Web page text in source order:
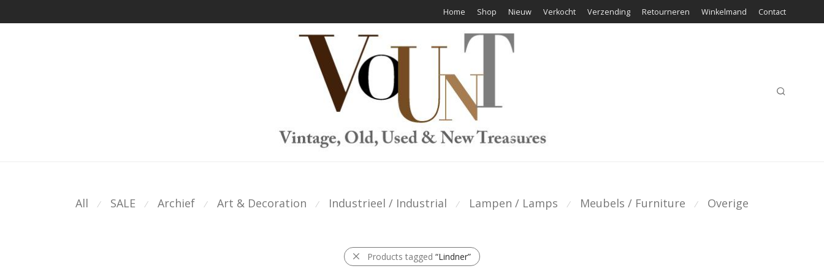
Home Shop Nieuw Verkocht Verzending Retourneren Winkelmand Contact
All ⁄ SALE ⁄ Archief ⁄ Art & Decoration ⁄ Industrieel / Industrial ⁄ Lampen / Lamps ⁄ Meubels / Furniture ⁄ Overige
Products tagged “Lindner”